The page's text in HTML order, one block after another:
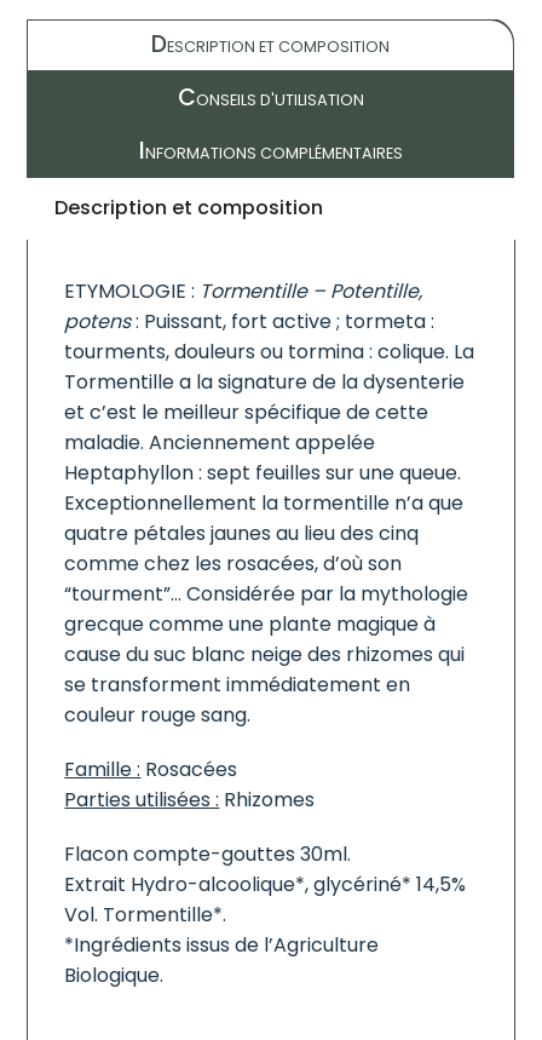
DESCRIPTION ET COMPOSITION
CONSEILS D'UTILISATION
INFORMATIONS COMPLÉMENTAIRES
Description et composition
ETYMOLOGIE : Tormentille – Potentille,
potens: Puissant, fort active ; tormeta :
tourments, douleurs ou tormina : colique. La
Tormentille a la signature de la dysenterie
et c’est le meilleur spécifique de cette
maladie. Anciennement appelée
Heptaphyllon : sept feuilles sur une queue.
Exceptionnellement la tormentille n’a que
quatre pétales jaunes au lieu des cinq
comme chez les rosacées, d’où son
“tourment”… Considérée par la mythologie
grecque comme une plante magique à
cause du suc blanc neige des rhizomes qui
se transforment immédiatement en
couleur rouge sang.
Famille : Rosacées
Parties utilisées : Rhizomes
Flacon compte-gouttes 30ml.
Extrait Hydro-alcoolique*, glycériné* 14,5%
Vol. Tormentille*.
*Ingrédients issus de l’Agriculture
Biologique.